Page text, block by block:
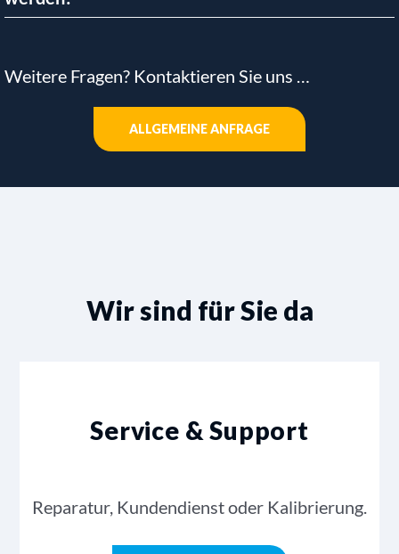
Weitere Fragen? Kontaktieren Sie uns …
ALLGEMEINE ANFRAGE
Wir sind für Sie da
Service & Support
Reparatur, Kundendienst oder Kalibrierung.